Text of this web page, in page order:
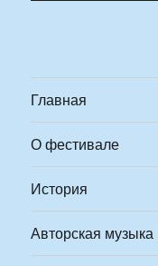
Главная
О фестивале
История
Авторская музыка